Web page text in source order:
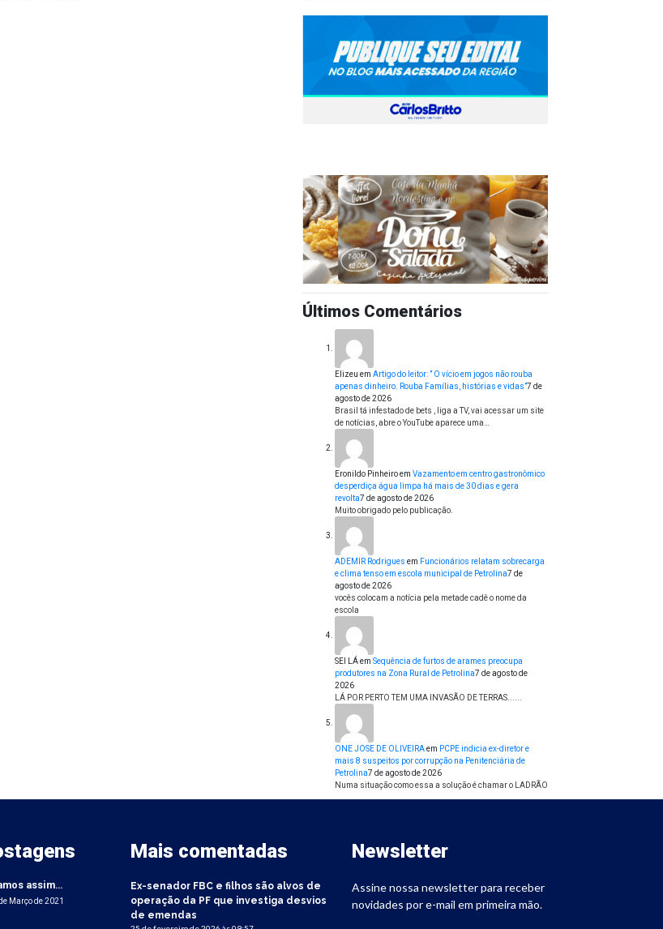
Últimos Comentários
Elizeu em Artigo do leitor: ” O vício em jogos não rouba
apenas dinheiro. Rouba Famílias, histórias e vidas”7 de
agosto de 2026
Brasil tá infestado de bets , liga a TV, vai acessar um site
de notícias, abre o YouTube aparece uma…
Eronildo Pinheiroem Vazamento em centro gastronômico
desperdiça água limpa há mais de 30 dias e gera
revolta7 de agosto de 2026
Muito obrigado pelo publicação.
ADEMIR Rodrigues em Funcionários relatam sobrecarga
e clima tenso em escola municipal de Petrolina7 de
agosto de 2026
vocês colocam a notícia pela metade cadê o nome da
escola
SEI LÁem Sequência de furtos de arames preocupa
produtores na Zona Rural de Petrolina7 de agosto de
2026
LÁ POR PERTO TEM UMA INVASÃO DE TERRAS......
ONE JOSE DE OLIVEIRAem PCPE indicia ex-diretor e
mais 8 suspeitos por corrupção na Penitenciária de
Petrolina7 de agosto de 2026
Numa situação como essa a solução é chamar o LADRÃO
assim…
Março de 2021
Mais comentadas
Ex-senador FBC e filhos são alvos de
operação da PF que investiga desvios
de emendas
Newsletter
Assine nossa newsletter para receber
novidades por e-mail em primeira mão.